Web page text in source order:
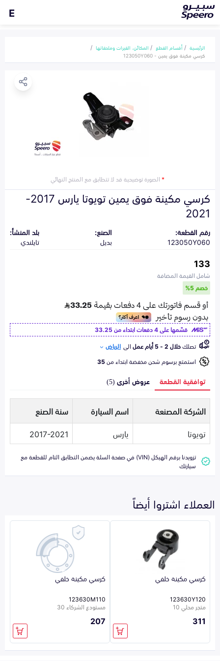
E
الرئيسية أقسام القطع
المكائن، القيرات وملحقاتها
كرسي مكينة فوق يمين - 123050Y060
*الصورة توضيحية قد لا تتطابق مع المنتج النهائي
كرسي مكينة فوق يمين تويوتا يارس 2017-
2021
رقم القطعة:
123050Y060
الصنع:
بديل
بلد المنشأ:
تايلندي
133
شامل القيمة المضافة
خصم 5%
قسّمها على 4 دفعات ابتداء من
33.25
تصلكخلال 2 - 5 أيام عمل الى الرياض
استمتع برسوم شحن مخفضة ابتداء من35
توافقية القطعة عروض أخرى (5)
الشركة المصنعة اسم السيارة
سنة الصنع
تويوتا
يارس 2017-2021
تزويدنا برقم الهيكل (VIN) في صفحة السلة يضمن التطابق التام للقطعة مع
سيارتك
العملاء اشتروا أيضاً
كرسي مكينة خلفي
123630Y120
متجر محلي 10
311
كرسي مكينة خلفي
123630M110
مستودع الشركاء 30
207